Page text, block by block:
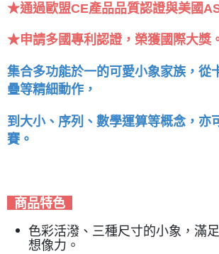
★通過歐盟CE產品品質認證與美國
★申請多國專利認證，榮獲國際大獎
集合多功能於一的可愛小象家族，從
疊等精細動作，
到大小、序列、數學運算等概念，亦
賽。
商品特色
色彩活潑、三種尺寸的小象，滿
想像力。